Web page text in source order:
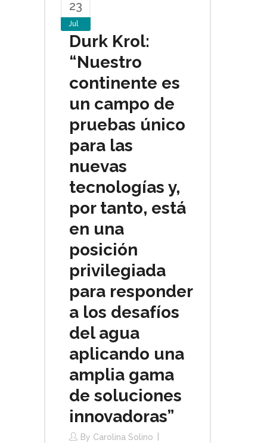
23
Jul
Durk Krol:
“Nuestro
continente es
un campo de
pruebas único
para las
nuevas
tecnologías y,
por tanto, está
en una
posición
privilegiada
para responder
a los desafíos
del agua
aplicando una
amplia gama
de soluciones
innovadoras”
By Carolina Solino